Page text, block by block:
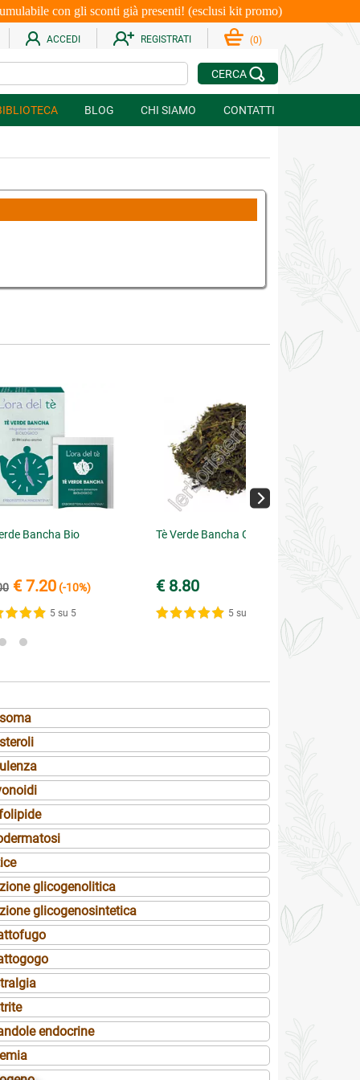
con gli sconti già presenti! (esclusi kit promo)
ACCEDI REGISTRATI (0)
CERCA
BLOG CHI SIAMO CONTATTI
Bancha Bio
€ 7.20(-10%)
5 su 5
Tè Verde Bancha Giapponese
€ 8.80
5 su 5
glicogenolitica
glicogenosintetica
endocrine